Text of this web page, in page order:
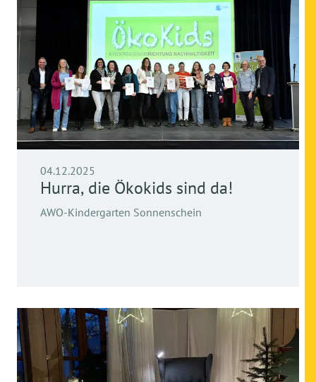
04.12.2025
Hurra, die Ökokids sind da!
AWO-Kindergarten Sonnenschein